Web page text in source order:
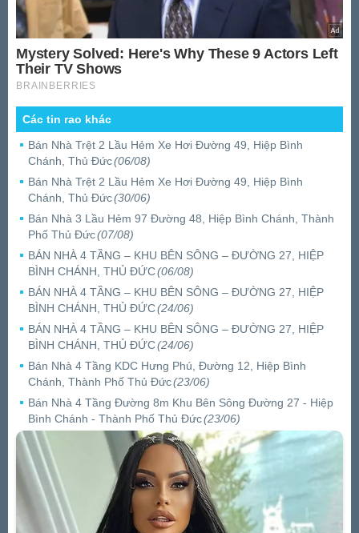
Các tin rao khác
Bán Nhà Trệt 2 Lầu Hẻm Xe Hơi Đường 49, Hiệp Bình
Chánh, Thủ Đức(06/08)
Bán Nhà Trệt 2 Lầu Hẻm Xe Hơi Đường 49, Hiệp Bình
Chánh, Thủ Đức(30/06)
Bán Nhà 3 Lầu Hẻm 97 Đường 48, Hiệp Bình Chánh, Thành
Phố Thủ Đức(07/08)
BÁN NHÀ 4 TẦNG – KHU BÊN SÔNG – ĐƯỜNG 27, HIỆP
BÌNH CHÁNH, THỦ ĐỨC(06/08)
BÁN NHÀ 4 TẦNG – KHU BÊN SÔNG – ĐƯỜNG 27, HIỆP
BÌNH CHÁNH, THỦ ĐỨC(24/06)
BÁN NHÀ 4 TẦNG – KHU BÊN SÔNG – ĐƯỜNG 27, HIỆP
BÌNH CHÁNH, THỦ ĐỨC(24/06)
Bán Nhà 4 Tầng KDC Hưng Phú, Đường 12, Hiệp Bình
Chánh, Thành Phố Thủ Đức(23/06)
Bán Nhà 4 Tầng Đường 8m Khu Bên Sông Đường 27 - Hiệp
Bình Chánh - Thành Phố Thủ Đức(23/06)